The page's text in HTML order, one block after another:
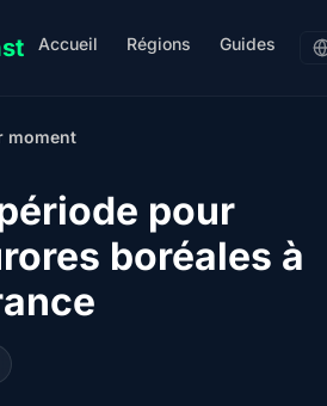
Accueil Régions Guides
moment
pour
boréales à